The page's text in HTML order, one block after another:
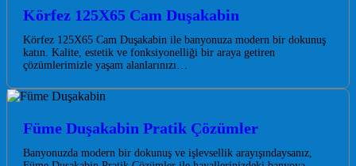
Körfez 125X65 Cam Duşakabin
Körfez 125X65 Cam Duşakabin ile banyonuza modern bir dokunuş
katın. Kalite, estetik ve fonksiyonelliği bir araya getiren
çözümlerimizle yaşam alanlarınızı…
Füme Duşakabin Pratik Çözümler
Banyonuzda modern bir dokunuş ve işlevsellik arayışındaysanız,